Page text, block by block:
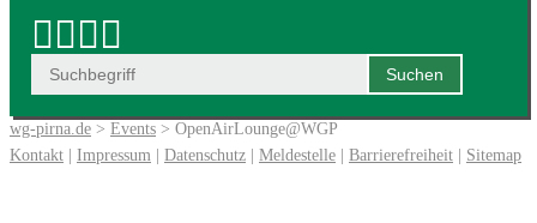
wg-pirna.de > Events > OpenAirLounge@WGP
Kontakt | Impressum | Datenschutz | Meldestelle | Barrierefreiheit | Sitemap